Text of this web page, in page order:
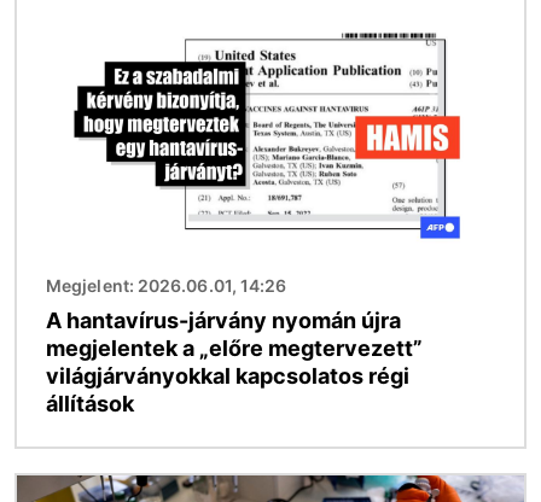
Megjelent: 2026.06.01, 14:26
A hantavírus-járvány nyomán újra
megjelentek a „előre megtervezett”
világjárványokkal kapcsolatos régi
állítások
Kép